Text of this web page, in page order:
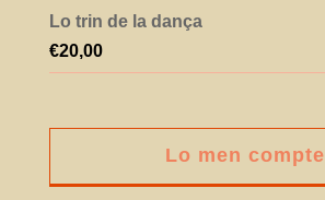
Lo trin de la dança
€20,00
Lo men compte